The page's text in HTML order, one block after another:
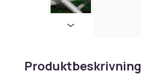
Produktbeskrivning